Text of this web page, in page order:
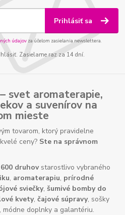
Prihlásiť sa
údajov za účelom zasielania newslettera.
Zasielame raz za 14 dní.
svet aromaterapie,
a suvenírov na
mieste
tovarom, ktorý pravidelne
ceny? Ste na správnom
600 druhovstarostlivo vybraného
, aromaterapiu, prírodné
sviečky,šumivé bomby do
kvety,čajové súpravy, sošky
, módne doplnky a galantériu.